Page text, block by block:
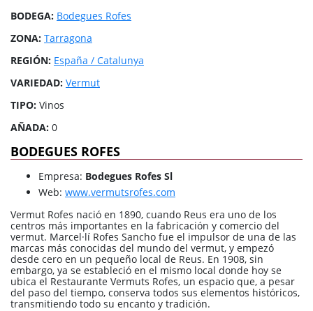
BODEGA: Bodegues Rofes
ZONA: Tarragona
REGIÓN: España / Catalunya
VARIEDAD: Vermut
TIPO: Vinos
AÑADA: 0
BODEGUES ROFES
Empresa: Bodegues Rofes Sl
Web: www.vermutsrofes.com
Vermut Rofes nació en 1890, cuando Reus era uno de los
centros más importantes en la fabricación y comercio del
vermut. Marcel·lí Rofes Sancho fue el impulsor de una de las
marcas más conocidas del mundo del vermut, y empezó
desde cero en un pequeño local de Reus. En 1908, sin
embargo, ya se estableció en el mismo local donde hoy se
ubica el Restaurante Vermuts Rofes, un espacio que, a pesar
del paso del tiempo, conserva todos sus elementos históricos,
transmitiendo todo su encanto y tradición.